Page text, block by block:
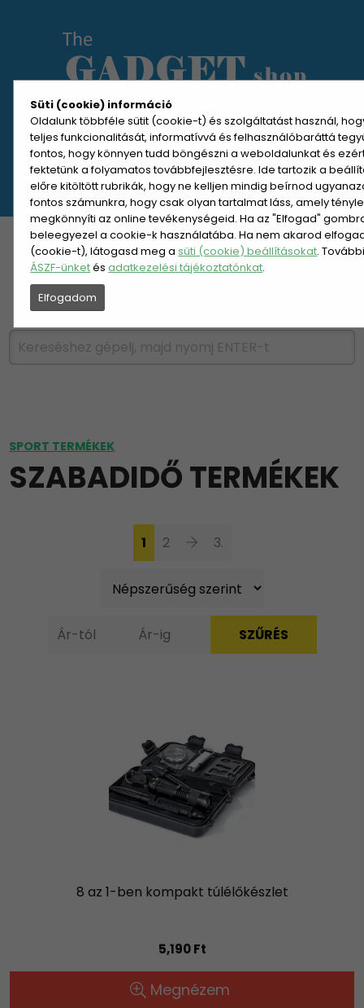
Süti (cookie) információ
Oldalunk többféle sütit (cookie-t) és szolgáltatást használ,
teljes funkcionalitását, informatívvá és felhasználóbaráttá
fontos, hogy könnyen tudd böngészni a weboldalunkat és
fektetünk a folyamatos továbbfejlesztésre. Ide tartozik a
előre kitöltött rubrikák, hogy ne kelljen mindig beírnod
fontos számunkra, hogy csak olyan tartalmat láss, amely
megkönnyíti az online tevékenységeid. Ha az "Elfogad"
beleegyezel a cookie-k használatába. Ha nem akarod
(cookie-t), látogasd meg asüti (cookie) beállításokat.
ÁSZF-ünketésadatkezelési tájékoztatónkat.
Elfogadom
MENÜ MEGNYITÁSA
REGISZTRÁCIÓ BELÉPÉS
KATEGÓRIÁK HETI AJÁNLAT
ÚJDONSÁGOK NÉPSZERŰ
SPORT TERMÉKEK
SZABADIDŐ TERMÉKEK
1 2 3.
8 az 1-ben kompakt túlélőkészlet
5,190 Ft
Megnézem